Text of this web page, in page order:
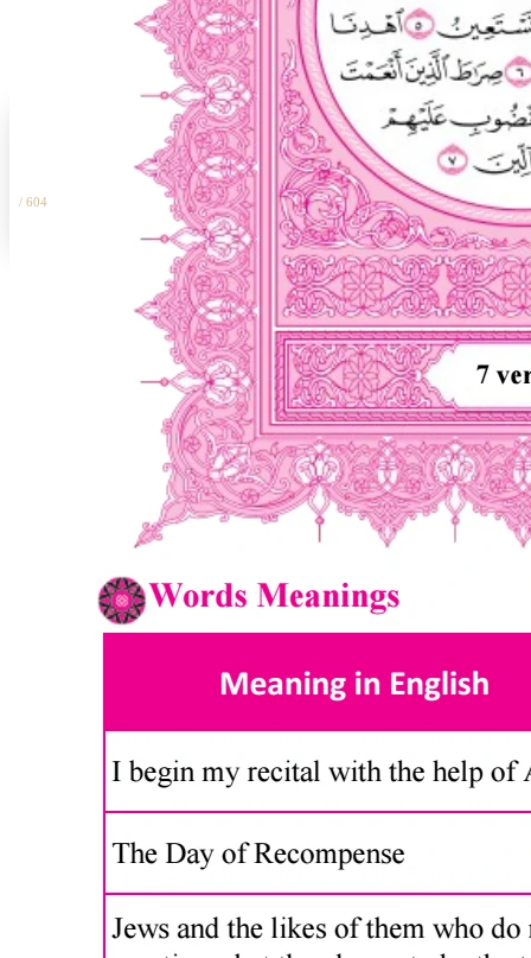
/ 604
مشروع نوعي فريد يعين المسلم على تدبر القرآن الكريم والعمل به
الرئيسية
اتصل بنا
البحث القرآني
الأسئلة الشائعة
شروط الاستخدام
Kami merasa terhormat jika Anda mengikuti dan berinteraksi